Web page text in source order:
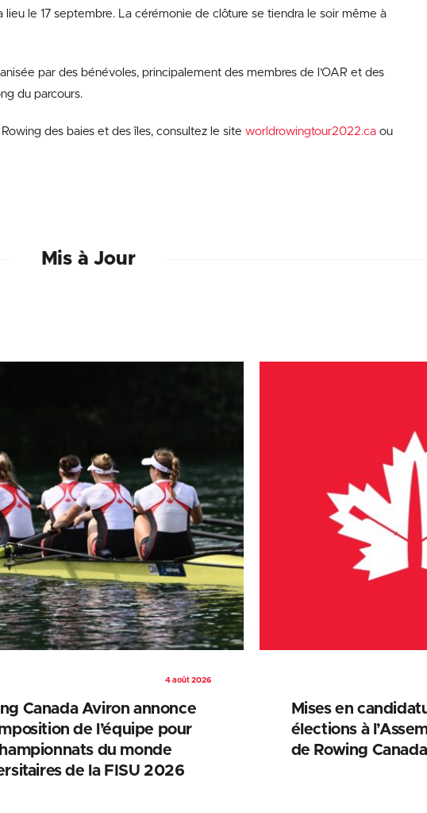
lieu le 17 septembre. La cérémonie de clôture se tiendra le soir même à
par des bénévoles, principalement des membres de l’OAR et des
du parcours.
des baies et des îles, consultez le site worldrowingtour2022.ca ou
Mis à Jour
4 août 2026
Canada Aviron annonce
de l’équipe pour
du monde
de la FISU 2026
Mises en
élections à
de Rowing